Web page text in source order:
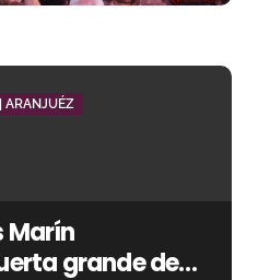
ARANJUÉZ
Marín
grande de